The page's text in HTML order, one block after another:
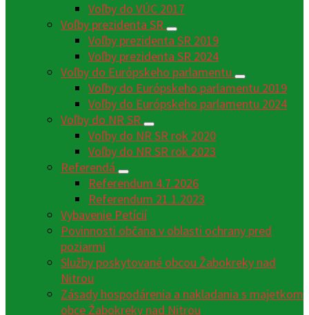
Voľby do VÚC 2017
Voľby prezidenta SR
Voľby prezidenta SR 2019
Voľby prezidenta SR 2024
Voľby do Európskeho parlamentu
Voľby do Európskeho parlamentu 2019
Voľby do Európskeho parlamentu 2024
Voľby do NR SR
Voľby do NR SR rok 2020
Voľby do NR SR rok 2023
Referendá
Referendum 4.7.2026
Referendum 21.1.2023
Vybavenie Petícií
Povinnosti občana v oblasti ochrany pred
poziarmi
Služby poskytované obcou Žabokreky nad
Nitrou
Zásady hospodárenia a nakladania s majetkom
obce Žabokreky nad Nitrou